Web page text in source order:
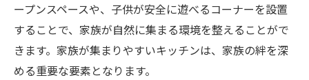
ープンスペースや、子供が安全に遊べるコーナーを設置
することで、家族が自然に集まる環境を整えることがで
きます。家族が集まりやすいキッチンは、家族の絆を深
める重要な要素となります。